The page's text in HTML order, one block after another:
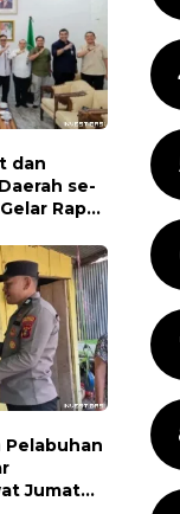
dan
se-
Rapat
Pelabuhan
Jumat